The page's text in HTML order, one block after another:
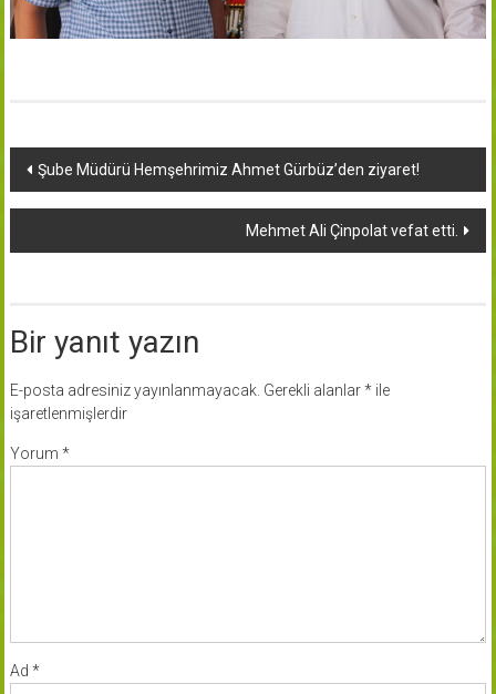
Yazı
dolaşımı
Şube Müdürü Hemşehrimiz Ahmet Gürbüz’den ziyaret!
Mehmet Ali Çinpolat vefat etti.
Bir yanıt yazın
E-posta adresiniz yayınlanmayacak. Gerekli alanlar*ile
işaretlenmişlerdir
Yorum *
Ad *